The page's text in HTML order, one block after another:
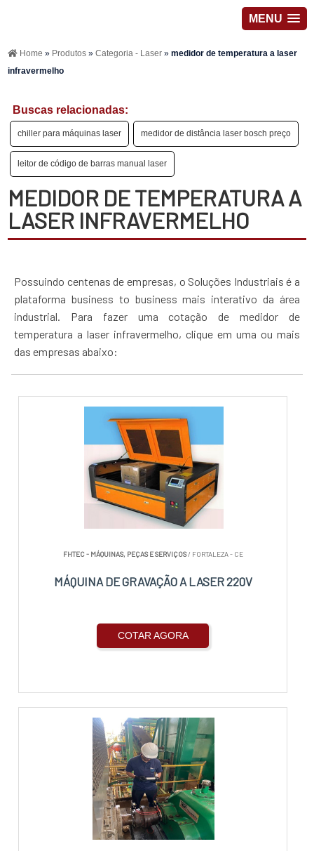
MENU
Home » Produtos»Categoria - Laser»medidor de temperatura a laser
infravermelho
Buscas relacionadas:
chiller para máquinas laser medidor de distância laser bosch preço
leitor de código de barras manual laser
MEDIDOR DE TEMPERATURA A
LASER INFRAVERMELHO
Possuindo centenas de empresas, o Soluções Industriais é a
plataforma business to business mais interativo da área
industrial. Para fazer uma cotação de medidor de
temperatura a laser infravermelho, clique em uma ou mais
das empresas abaixo:
FHTEC - MÁQUINAS, PEÇAS E SERVIÇOS/ FORTALEZA - CE
MÁQUINA DE GRAVAÇÃO A LASER 220V
COTAR AGORA